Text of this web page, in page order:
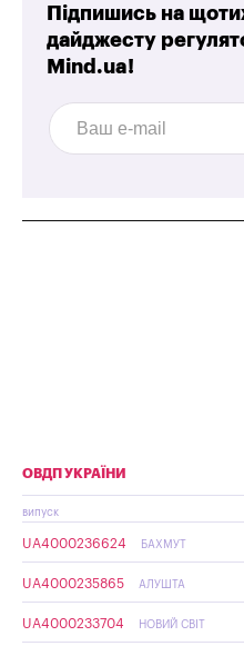
Підпишись на
дайджесту
Mind.ua!
ОВДП УКРАЇНИ
випуск
UA4000236624 БАХМУТ
UA4000235865 АЛУШТА
UA4000233704 НОВИЙ СВІТ